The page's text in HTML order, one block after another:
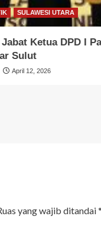
SULAWESI UTARA
Jabat Ketua DPD I
Sulut
April 12, 2026
yang wajib ditandai*